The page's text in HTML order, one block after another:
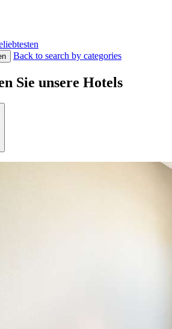
Back to search by categories
Sie unsere Hotels